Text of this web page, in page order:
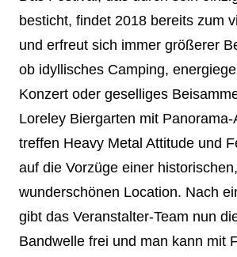
besticht, findet 2018 bereits zum
und erfreut sich immer größerer
ob idyllisches Camping,
Konzert oder geselliges
Loreley Biergarten mit
treffen Heavy Metal Attitude und
auf die Vorzüge einer historischen,
wunderschönen Location. Nach
gibt das Veranstalter-Team nun
Bandwelle frei und man kann mit